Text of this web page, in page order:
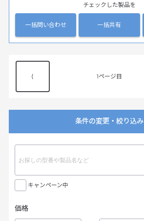
チェックした製品を
一括問い合わせ 一括共有
⟨ 1
条件の変更・絞り込み
キャンペーン中
価格